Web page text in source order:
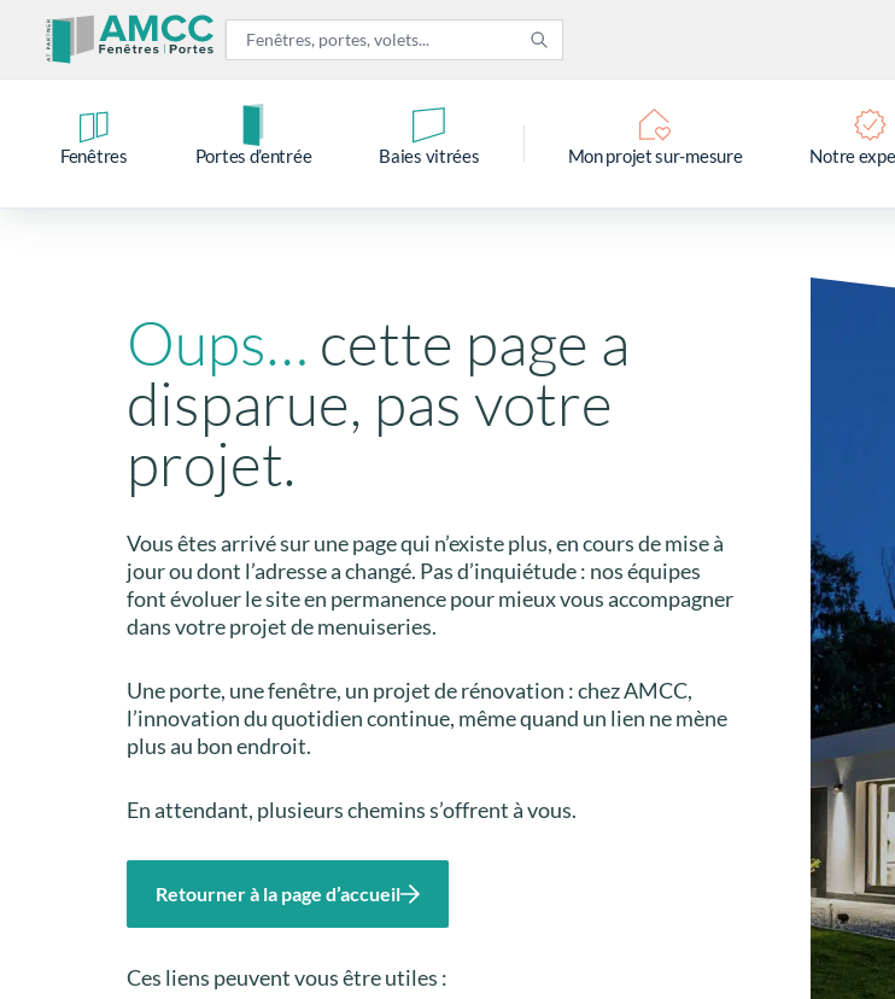
Fenêtres Portes d’entrée Baies vitrées Mon projet sur-mesure Notre
Oups… cette page a
disparue, pas votre
projet.
Vous êtes arrivé sur une page qui n’existe plus, en cours de mise à
jour ou dont l’adresse a changé. Pas d’inquiétude : nos équipes
font évoluer le site en permanence pour mieux vous accompagner
dans votre projet de menuiseries.
Une porte, une fenêtre, un projet de rénovation : chez AMCC,
l’innovation du quotidien continue, même quand un lien ne mène
plus au bon endroit.
En attendant, plusieurs chemins s’offrent à vous.
Retourner à la page d’accueil
Ces liens peuvent vous être utiles :